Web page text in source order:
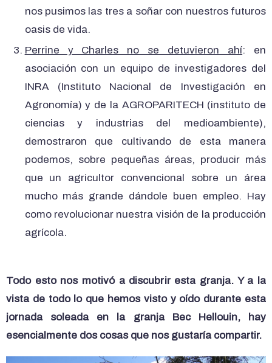
nos pusimos las tres a soñar con nuestros futuros
oasis de vida.
Perrine y Charles no se detuvieron ahí: en
asociación con un equipo de investigadores del
INRA (Instituto Nacional de Investigación en
Agronomía) y de la AGROPARITECH (instituto de
ciencias y industrias del medioambiente),
demostraron que cultivando de esta manera
podemos, sobre pequeñas áreas, producir más
que un agricultor convencional sobre un área
mucho más grande dándole buen empleo. Hay
como revolucionar nuestra visión de la producción
agrícola.
Todo esto nos motivó a discubrir esta granja. Y a
la
vista de todo lo que hemos visto y oído durante esta
jornada soleada en la granja Bec Hellouin, hay
esencialmente dos cosas que nos gustaría compartir.